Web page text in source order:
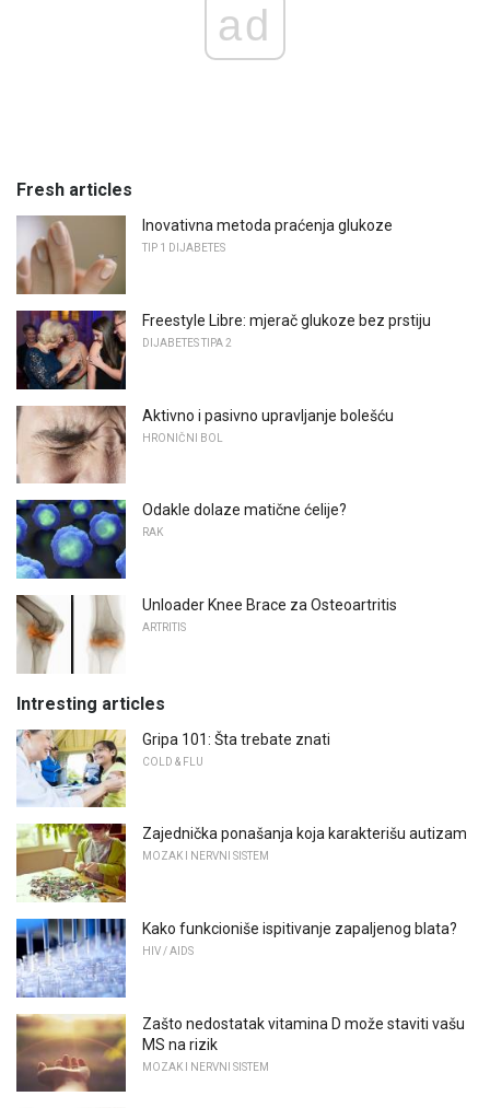
ad
Fresh articles
Inovativna metoda praćenja glukoze
TIP 1 DIJABETES
Freestyle Libre: mjerač glukoze bez prstiju
DIJABETES TIPA 2
Aktivno i pasivno upravljanje bolešću
HRONIČNI BOL
Odakle dolaze matične ćelije?
RAK
Unloader Knee Brace za Osteoartritis
ARTRITIS
Intresting articles
Gripa 101: Šta trebate znati
COLD & FLU
Zajednička ponašanja koja karakterišu autizam
MOZAK I NERVNI SISTEM
Kako funkcioniše ispitivanje zapaljenog blata?
HIV / AIDS
Zašto nedostatak vitamina D može staviti vašu
MS na rizik
MOZAK I NERVNI SISTEM